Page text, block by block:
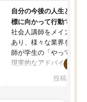
自分の今後の人生と真剣
標に向かって行動できる
社会人講師をメインとし
あり、様々な業界を経験
師が学生の「やってみた
現実的なアドバイスを行
分野について学生知識
投稿日：